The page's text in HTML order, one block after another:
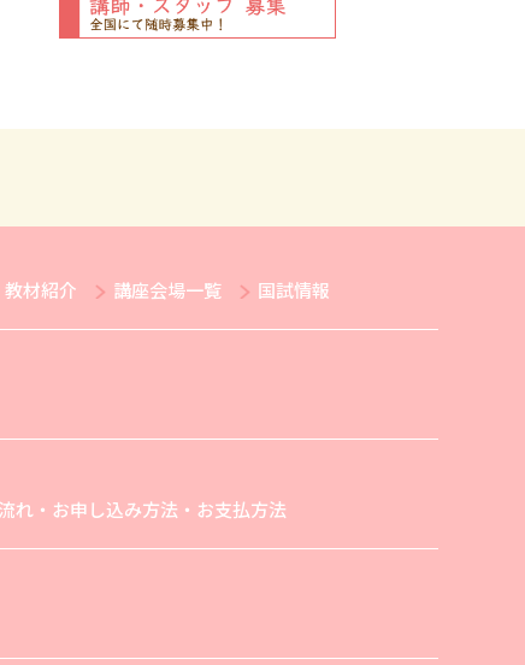
教材紹介 講座会場一覧 国試情報
れ・お申し込み方法・お支払方法